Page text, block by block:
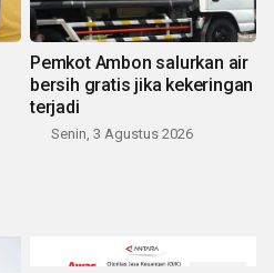
Pemkot Ambon salurkan air
bersih gratis jika kekeringan
terjadi
Senin, 3 Agustus 2026